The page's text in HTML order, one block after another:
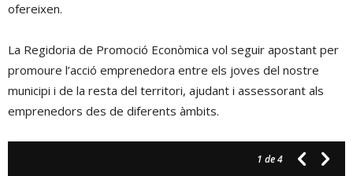
ofereixen.
La Regidoria de Promoció Econòmica vol seguir apostant per
promoure l’acció emprenedora entre els joves del nostre
municipi i de la resta del territori, ajudant i assessorant als
emprenedors des de diferents àmbits.
1 de 4